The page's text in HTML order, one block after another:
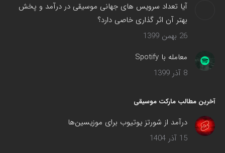
آیا تعداد سرویس های جهانی موسیقی در درآمد و پخش
بهتر آن اثر گذاری خاصی دارد؟
26 بهمن 1399
معامله با Spotify
8 آذر 1399
آخرین مطالب مارکت موسیقی
درآمد از شورتز یوتیوب برای موزیسین‌ها
15 آذر 1404